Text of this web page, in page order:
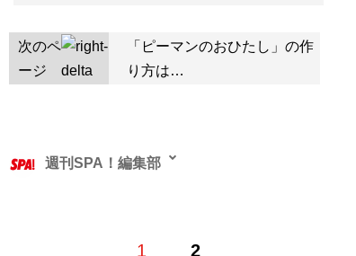
次のペ
ージ
「ピーマンのおひたし」の作
り方は…
1 2
週刊SPA！編集部